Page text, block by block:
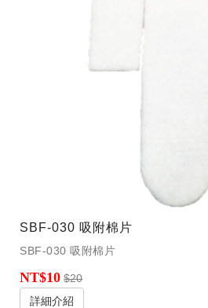
SBF-030 吸附棉片
SBF-030 吸附棉片
NT$10 $20
詳細介紹